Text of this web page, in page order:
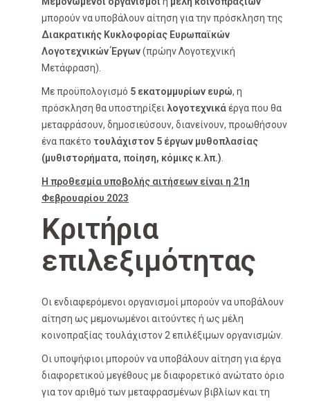
μπορούν να υποβάλουν αίτηση για την πρόσκληση της
Διακρατικής Κυκλοφορίας Ευρωπαϊκών
Λογοτεχνικών Έργων(πρώην Λογοτεχνική
Μετάφραση).
Με προϋπολογισμό 5 εκατομμυρίων ευρώ, η
πρόσκληση θα υποστηρίξει λογοτεχνικάέργα που θα
μεταφράσουν, δημοσιεύσουν, διανείνουν, προωθήσουν
ένα πακέτο τουλάχιστον 5 έργων μυθοπλασίας
(μυθιστορήματα, ποίηση, κόμικς κ.λπ.)
Η προθεσμία υποβολής αιτήσεων είναι η 21η
Φεβρουαρίου 2023
Κριτήρια
επιλεξιμότητας
Οι ενδιαφερόμενοι οργανισμοί μπορούν να υποβάλουν
αίτηση ως μεμονωμένοι αιτούντες ή ως μέλη
κοινοπραξίας τουλάχιστον 2 επιλέξιμων οργανισμών.
Οι υποψήφιοι μπορούν να υποβάλουν αίτηση για έργα
διαφορετικού μεγέθους με διαφορετικό ανώτατο όριο
για τον αριθμό των μεταφρασμένων βιβλίων και τη